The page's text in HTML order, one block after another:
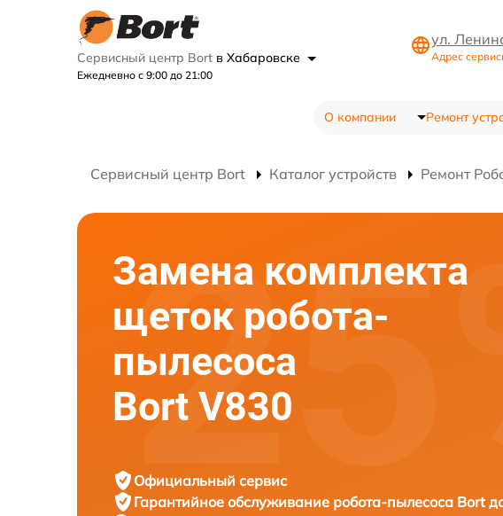
Сервисный центр Bort в Хабаровске
Ежедневно с 9:00 до 21:00
ул.
Адрес
О компании Ремонт
Сервисный центр Bort Каталог устройств Ремонт
Замена комплекта
щеток робота-
пылесоса
Bort V830
Официальный сервис
Гарантийное обслуживание робота-пылесоса Bort